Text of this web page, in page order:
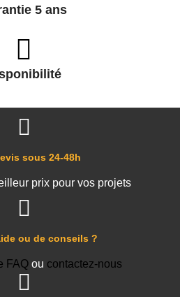
5 ans
ou de conseils ?
FAQ ou contactez-nous
sous 24-48h
prix pour vos projets